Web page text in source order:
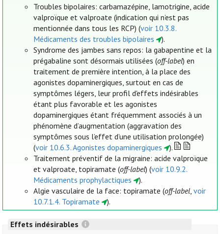
Troubles bipolaires: carbamazépine, lamotrigine, acide
valproïque et valproate (indication qui n’est pas
mentionnée dans tous les RCP) (voir 10.3.8.
Médicaments des troubles bipolaires
).
Syndrome des jambes sans repos: la gabapentine et la
prégabaline sont désormais utilisées (off-label) en
traitement de première intention, à la place des
agonistes dopaminergiques, surtout en cas de
symptômes légers, leur profil d'effets indésirables
étant plus favorable et les agonistes
dopaminergiques étant fréquemment associés à un
phénomène d’augmentation (aggravation des
symptômes sous l’effet d’une utilisation prolongée)
(voir 10.6.3. Agonistes dopaminergiques
).
Traitement préventif de la migraine: acide valproïque
et valproate, topiramate (off-label) (voir 10.9.2.
Médicaments prophylactiques
).
Algie vasculaire de la face: topiramate (off-label,voir
10.7.1.4. Topiramate
).
Effets indésirables